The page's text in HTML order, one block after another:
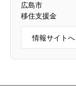
広島市
移住支援金
情報サイトへ